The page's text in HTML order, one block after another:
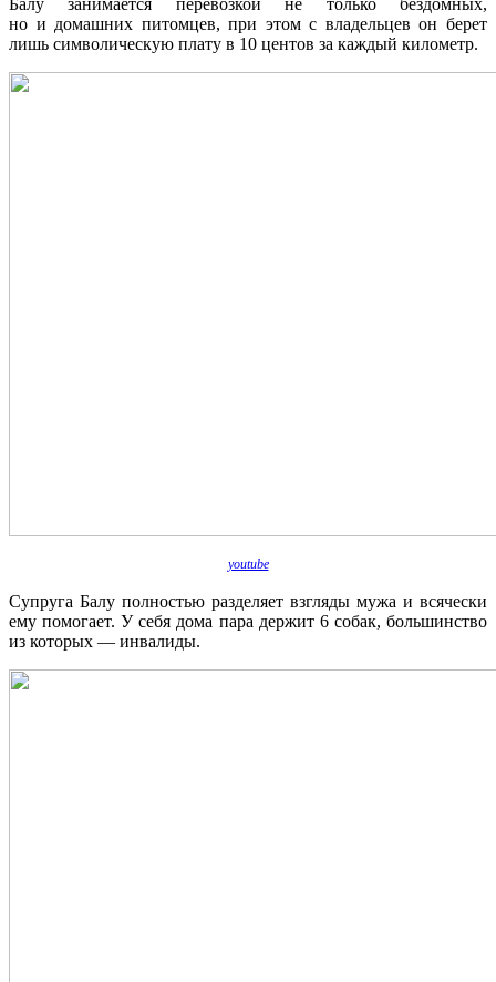
но и домашних питомцев, при этом с владельцев он берет
лишь символическую плату в 10 центов за каждый километр.
youtube
Супруга Балу полностью разделяет взгляды мужа и всячески
ему помогает. У себя дома пара держит 6 собак, большинство
из которых — инвалиды.